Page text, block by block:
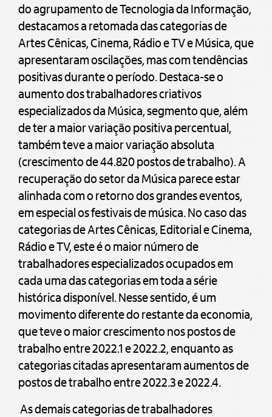
do agrupamento de Tecnologia da Informação,
destacamos a retomada das categorias de
Artes Cênicas, Cinema, Rádio e TV e Música, que
apresentaram oscilações, mas com tendências
positivas durante o período. Destaca-se o
aumento dos trabalhadores criativos
especializados da Música, segmento que, além
de ter a maior variação positiva percentual,
também teve a maior variação absoluta
(crescimento de 44.820 postos de trabalho). A
recuperação do setor da Música parece estar
alinhada com o retorno dos grandes eventos,
em especial os festivais de música. No caso das
categorias de Artes Cênicas, Editorial e Cinema,
Rádio e TV, este é o maior número de
trabalhadores especializados ocupados em
cada uma das categorias em toda a série
histórica disponível. Nesse sentido, é um
movimento diferente do restante da economia,
que teve o maior crescimento nos postos de
trabalho entre 2022.1 e 2022.2, enquanto as
categorias citadas apresentaram aumentos de
postos de trabalho entre 2022.3 e 2022.4.
As demais categorias de trabalhadores